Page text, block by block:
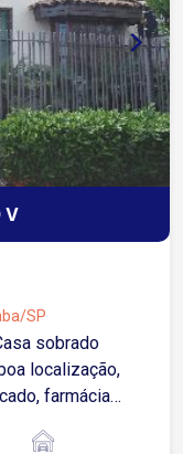
V
SP
localização,
farmácias,
Sala 3